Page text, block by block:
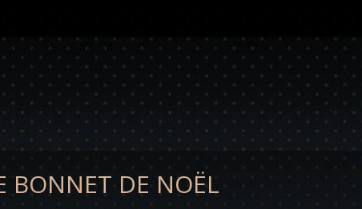
BONNET DE NOËL